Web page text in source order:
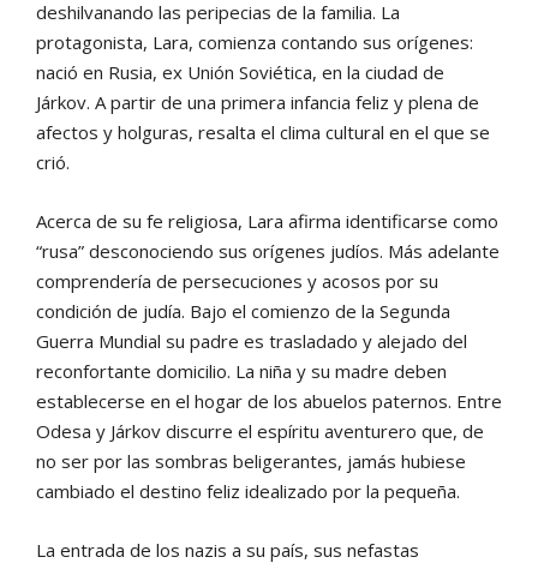
deshilvanando las peripecias de la familia. La
protagonista, Lara, comienza contando sus orígenes:
nació en Rusia, ex Unión Soviética, en la ciudad de
Járkov. A partir de una primera infancia feliz y plena de
afectos y holguras, resalta el clima cultural en el que se
crió.
Acerca de su fe religiosa, Lara afirma identificarse como
“rusa” desconociendo sus orígenes judíos. Más adelante
comprendería de persecuciones y acosos por su
condición de judía. Bajo el comienzo de la Segunda
Guerra Mundial su padre es trasladado y alejado del
reconfortante domicilio. La niña y su madre deben
establecerse en el hogar de los abuelos paternos. Entre
Odesa y Járkov discurre el espíritu aventurero que, de
no ser por las sombras beligerantes, jamás hubiese
cambiado el destino feliz idealizado por la pequeña.
La entrada de los nazis a su país, sus nefastas